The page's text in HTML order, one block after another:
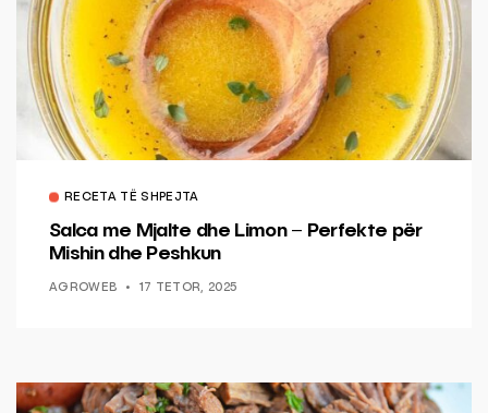
RECETA TË SHPEJTA
Salca me Mjalte dhe Limon – Perfekte për
Mishin dhe Peshkun
AGROWEB 17 TETOR, 2025